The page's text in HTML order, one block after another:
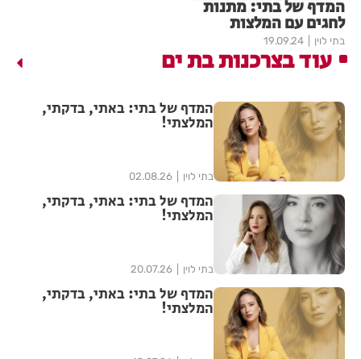
המדף של בתי: מתנות
לחגים עם המלצות
בתי לוין 19.09.24
עוד בצרכנות בת ים
המדף של בתי: באתי, בדקתי,
המלצתי!
בתי לוין 02.08.26
המדף של בתי: באתי, בדקתי,
המלצתי!
בתי לוין 20.07.26
המדף של בתי: באתי, בדקתי,
המלצתי!